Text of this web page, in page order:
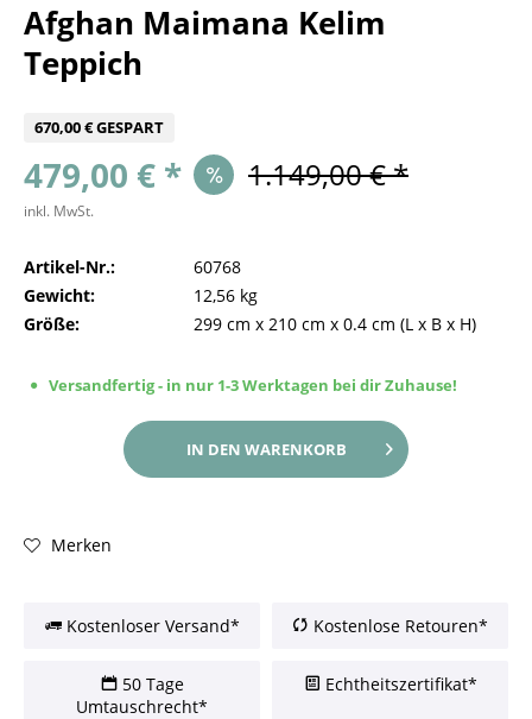
Afghan Maimana Kelim
Teppich
670,00 € GESPART
479,00 € * 1.149,00 € *
inkl. MwSt.
Artikel-Nr.:
60768
Gewicht:
12,56 kg
Größe:
299 cm x 210 cm x 0.4 cm (L x B x H)
Versandfertig - in nur 1-3 Werktagen bei dir Zuhause!
IN DEN WARENKORB
Merken
Kostenloser Versand* Kostenlose Retouren*
50 Tage
Umtauschrecht*
Echtheitszertifikat*